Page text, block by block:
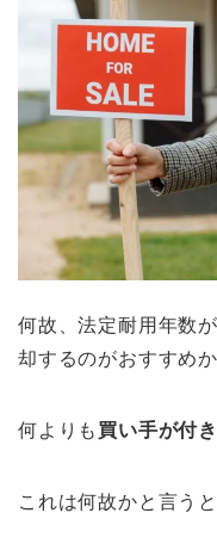
何故、法定耐用年数
却するのがおすすめか
何よりも 買い手が付
これは何故かと言うと